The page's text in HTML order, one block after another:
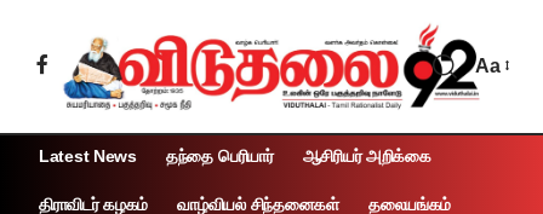
Aa
Latest News தந்தை பெரியார் ஆசிரியர் அறிக்கை
திராவிடர் கழகம் வாழ்வியல் சிந்தனைகள் தலையங்கம்